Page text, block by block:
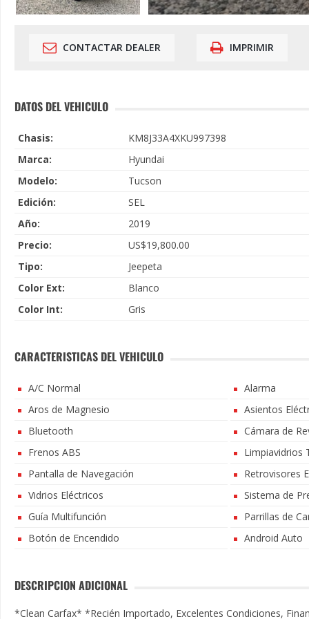
CONTACTAR DEALER IMPRIMIR
DATOS DEL VEHICULO
Chasis:
KM8J33A4XKU997398
Marca:
Hyundai
Modelo:
Tucson
Edición:
SEL
Año:
2019
Precio:
US$19,800.00
Tipo:
Jeepeta
Color Ext:
Blanco
Color Int:
Gris
CARACTERISTICAS DEL VEHICULO
A/C Normal
Alarma
Aros de Magnesio
Asientos
Bluetooth
Cámara de
Frenos ABS
Limpiavidrios
Pantalla de Navegación
Retrovisores
Vidrios Eléctricos
Sistema de
Guía Multifunción
Parrillas de
Botón de Encendido
Android Auto
DESCRIPCION ADICIONAL
*Clean Carfax* *Recién Importado, Excelentes Condiciones,